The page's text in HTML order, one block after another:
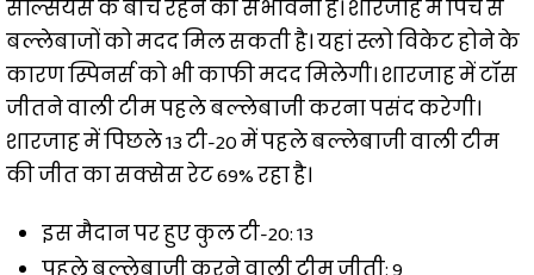
सेल्सियस के बीच रहने की संभावना है। शारजाह में पिच से
बल्लेबाजों को मदद मिल सकती है। यहां स्लो विकेट होने के
कारण स्पिनर्स को भी काफी मदद मिलेगी। शारजाह में टॉस
जीतने वाली टीम पहले बल्लेबाजी करना पसंद करेगी।
शारजाह में पिछले 13 टी-20 में पहले बल्लेबाजी वाली टीम
की जीत का सक्सेस रेट 69% रहा है।
इस मैदान पर हुए कुल टी-20: 13